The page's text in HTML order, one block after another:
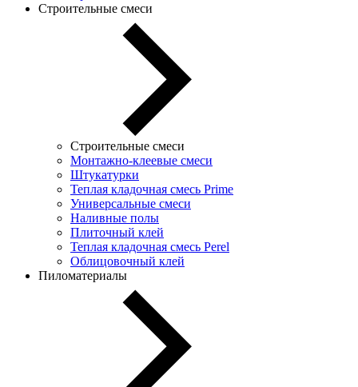
Строительные смеси
Строительные смеси
Монтажно-клеевые смеси
Штукатурки
Теплая кладочная смесь Prime
Универсальные смеси
Наливные полы
Плиточный клей
Теплая кладочная смесь Perel
Облицовочный клей
Пиломатериалы